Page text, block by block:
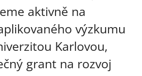
aktivně na
výzkumu
Karlovou,
grant na rozvoj